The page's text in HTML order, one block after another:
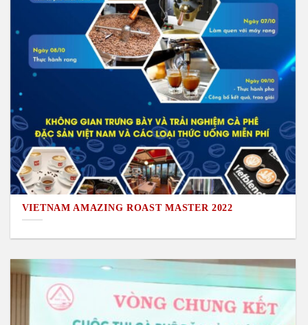
VIETNAM AMAZING ROAST MASTER 2022